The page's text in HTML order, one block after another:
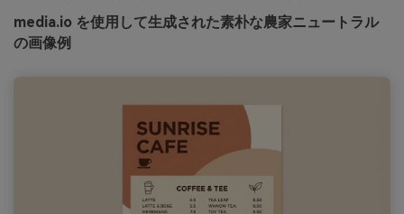
media.io を使用して生成された素朴な農家ニュートラル
の画像例